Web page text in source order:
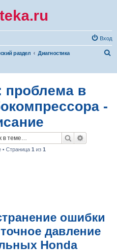
Вход
раздел
Диагностика
проблема в
-
Поиск
• Страница 1 из 1
ошибки
давление
Honda